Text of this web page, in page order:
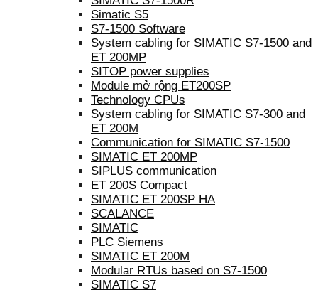
Simatic S5
S7-1500 Software
System cabling for SIMATIC S7-1500 and
ET 200MP
SITOP power supplies
Module mở rộng ET200SP
Technology CPUs
System cabling for SIMATIC S7-300 and
ET 200M
Communication for SIMATIC S7-1500
SIMATIC ET 200MP
SIPLUS communication
ET 200S Compact
SIMATIC ET 200SP HA
SCALANCE
SIMATIC
PLC Siemens
SIMATIC ET 200M
Modular RTUs based on S7-1500
SIMATIC S7